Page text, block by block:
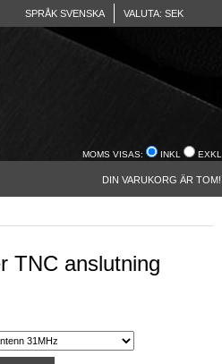
SPRÅK SVENSKA VALUTA: SEK
MOMS VISAS: INKL EXKL
DIN VARUKORG ÄR TOM!
TNC anslutning